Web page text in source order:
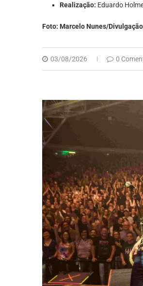
Realização: Eduardo
Foto: Marcelo Nunes/
03/08/2026 0